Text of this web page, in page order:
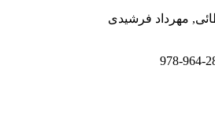
مهرداد فرشیدی
978-964-